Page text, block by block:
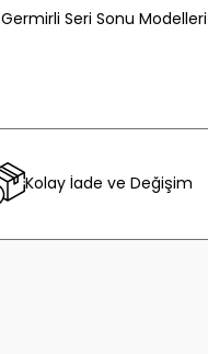
Germirli Seri Sonu Modelleri
Kolay İade ve Değişim